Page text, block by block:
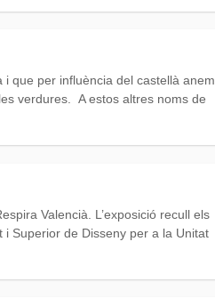
que per influència del castellà anem
verdures. A estos altres noms de
Valencià. L’exposició recull els
i Superior de Disseny per a la Unitat